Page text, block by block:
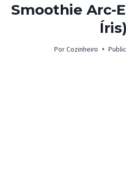
Smoothie Arc-
Íris)
Por Cozinheiro